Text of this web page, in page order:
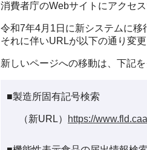
消費者庁のWebサイトにアクセ
令和7年4月1日に新システムに移
それに伴いURLが以下の通り変更
新しいページへの移動は、下記
■製造所固有記号検索
（新URL） https://